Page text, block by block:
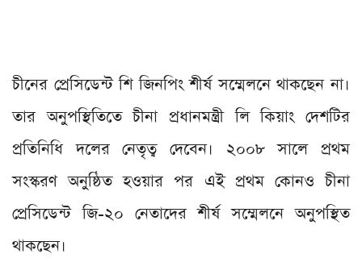
চীনের প্রেসিডেন্ট শি জিনপিং শীর্ষ সম্মেলনে থাকছেন না।
তার অনুপস্থিতিতে চীনা প্রধানমন্ত্রী লি কিয়াং দেশটির
প্রতিনিধি দলের নেতৃত্ব দেবেন। ২০০৮ সালে প্রথম
সংস্করণ অনুষ্ঠিত হওয়ার পর এই প্রথম কোনও চীনা
প্রেসিডেন্ট জি-২০ নেতাদের শীর্ষ সম্মেলনে অনুপস্থিত
থাকছেন।